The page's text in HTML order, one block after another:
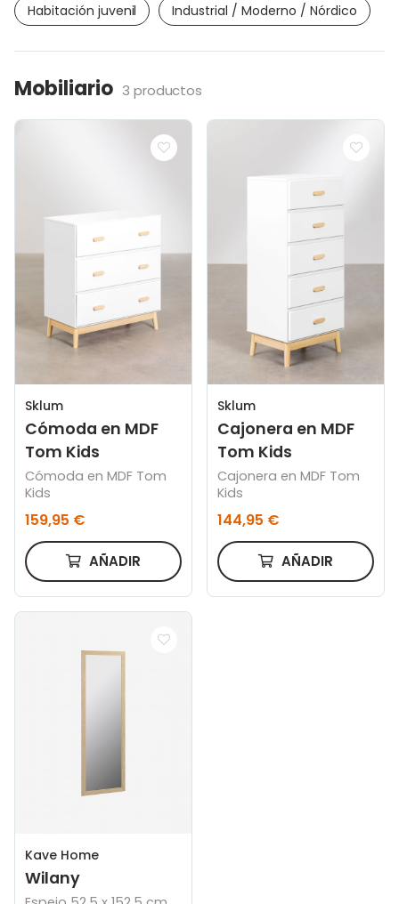
Habitación juvenil Industrial / Moderno / Nórdico
Mobiliario 3 productos
Sklum
Cómoda en MDF
Tom Kids
Cómoda en MDF Tom
Kids
159,95 €
AÑADIR
Sklum
Cajonera en MDF
Tom Kids
Cajonera en MDF Tom
Kids
144,95 €
AÑADIR
Kave Home
Wilany